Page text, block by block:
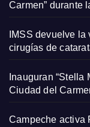
Carmen” durante
IMSS devuelve
cirugías de
Inauguran “Stella
Ciudad del
Campeche activa